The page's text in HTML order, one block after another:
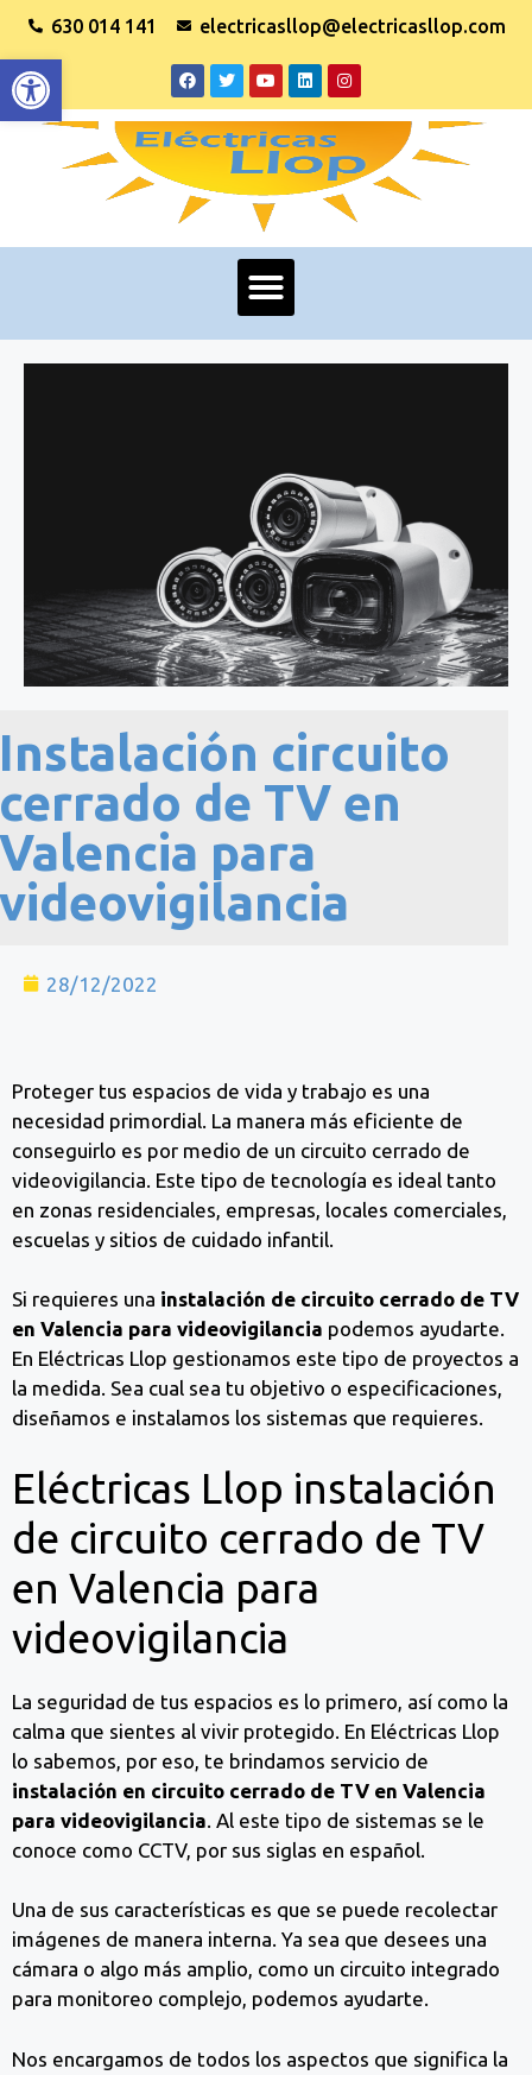
Abrir barra de herramientas
630 014 141 electricasllop@electricasllop.com
Instalación circuito
cerrado de TV en
Valencia para
videovigilancia
28/12/2022
Proteger tus espacios de vida y trabajo es una
necesidad primordial. La manera más eficiente de
conseguirlo es por medio de un circuito cerrado de
videovigilancia. Este tipo de tecnología es ideal tanto
en zonas residenciales, empresas, locales comerciales,
escuelas y sitios de cuidado infantil.
Si requieres una instalación de circuito cerrado de TV
en Valencia para videovigilancia podemos ayudarte.
En Eléctricas Llop gestionamos este tipo de proyectos a
la medida. Sea cual sea tu objetivo o especificaciones,
diseñamos e instalamos los sistemas que requieres.
Eléctricas Llop instalación
de circuito cerrado de TV
en Valencia para
videovigilancia
La seguridad de tus espacios es lo primero, así como la
calma que sientes al vivir protegido. En Eléctricas Llop
lo sabemos, por eso, te brindamos servicio de
instalación en circuito cerrado de TV en Valencia
para videovigilancia. Al este tipo de sistemas se le
conoce como CCTV, por sus siglas en español.
Una de sus características es que se puede recolectar
imágenes de manera interna. Ya sea que desees una
cámara o algo más amplio, como un circuito integrado
para monitoreo complejo, podemos ayudarte.
Nos encargamos de todos los aspectos que significa la